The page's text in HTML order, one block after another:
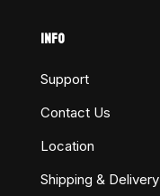
INFO
Support
Contact Us
Location
Shipping & Delivery